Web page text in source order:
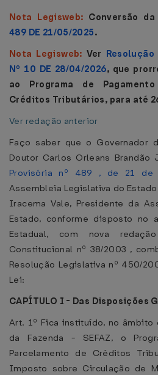
Nota Legisweb: Conversão da
489 DE 21/05/2025.
Nota Legisweb: Ver
Nº 10 DE 28/04/2026, que
ao Programa de
Créditos Tributários, para até
Ver redação anterior
Faço saber que o Governador
Doutor Carlos Orleans Brandão
Provisória nº 489 , de 21 de
Assembleia Legislativa do
Iracema Vale, Presidente da
Estado, conforme disposto no
Estadual, com nova
Constitucional nº 38/2003 ,
Resolução Legislativa nº 450/
Lei:
CAPÍTULO I - Das Disposições
Art. 1º Fica instituído, no âmbito
da Fazenda - SEFAZ, o
Parcelamento de Créditos
Imposto sobre Circulação de